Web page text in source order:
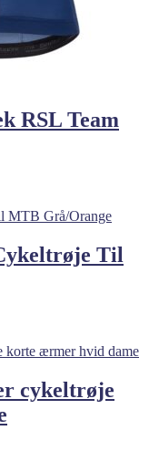
RSL Team
Til
cykeltrøje